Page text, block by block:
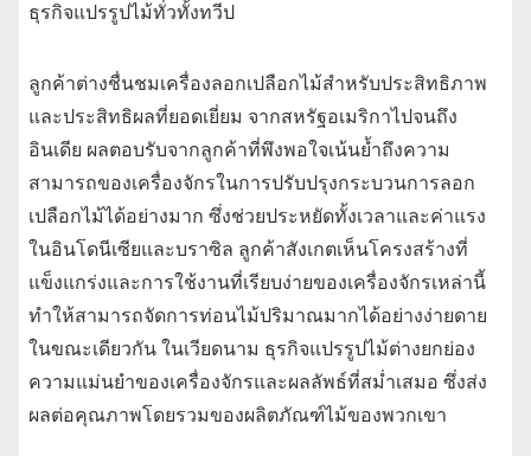
ธุรกิจแปรรูปไม้ทั่วทั้งทวีป
ลูกค้าต่างชื่นชมเครื่องลอกเปลือกไม้สำหรับประสิทธิภาพ
และประสิทธิผลที่ยอดเยี่ยม จากสหรัฐอเมริกาไปจนถึง
อินเดีย ผลตอบรับจากลูกค้าที่พึงพอใจเน้นย้ำถึงความ
สามารถของเครื่องจักรในการปรับปรุงกระบวนการลอก
เปลือกไม้ได้อย่างมาก ซึ่งช่วยประหยัดทั้งเวลาและค่าแรง
ในอินโดนีเซียและบราซิล ลูกค้าสังเกตเห็นโครงสร้างที่
แข็งแกร่งและการใช้งานที่เรียบง่ายของเครื่องจักรเหล่านี้
ทำให้สามารถจัดการท่อนไม้ปริมาณมากได้อย่างง่ายดาย
ในขณะเดียวกัน ในเวียดนาม ธุรกิจแปรรูปไม้ต่างยกย่อง
ความแม่นยำของเครื่องจักรและผลลัพธ์ที่สม่ำเสมอ ซึ่งส่ง
ผลต่อคุณภาพโดยรวมของผลิตภัณฑ์ไม้ของพวกเขา